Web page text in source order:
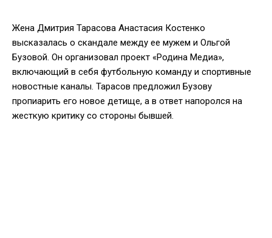
Жена Дмитрия Тарасова Анастасия Костенко
высказалась о скандале между ее мужем и Ольгой
Бузовой. Он организовал проект «Родина Медиа»,
включающий в себя футбольную команду и спортивные
новостные каналы. Тарасов предложил Бузову
пропиарить его новое детище, а в ответ напоролся на
жесткую критику со стороны бывшей.